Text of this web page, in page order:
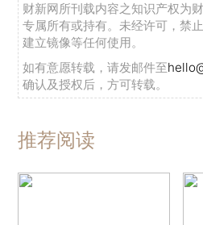
财新网所刊载内容之知识产权为
专属所有或持有。未经许可，禁
建立镜像等任何使用。
如有意愿转载，请发邮件至
确认及授权后，方可转载。
推荐阅读